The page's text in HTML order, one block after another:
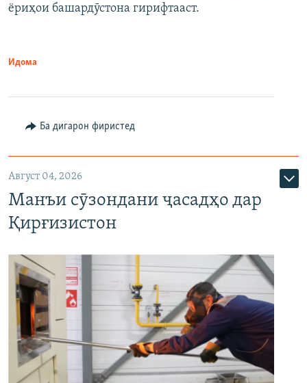
ёриҳои башардӯстона гирифтааст.
Идома
Ба дигарон фиристед
Август 04, 2026
Манъи сӯзондани ҷасадҳо дар
Қирғизистон